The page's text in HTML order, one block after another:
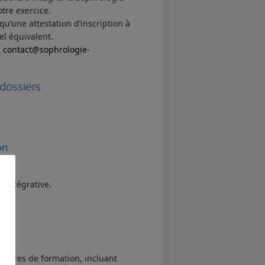
exercice.
attestation d’inscription à
équivalent.
contact@sophrologie-
intégrative.
de formation, incluant